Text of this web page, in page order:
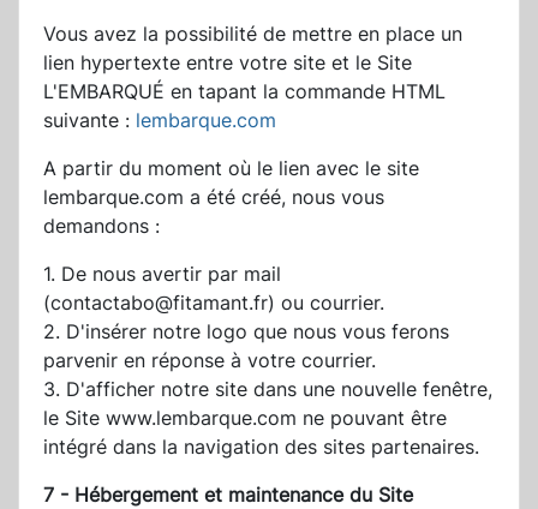
Vous avez la possibilité de mettre en place un
lien hypertexte entre votre site et le Site
L'EMBARQUÉ en tapant la commande HTML
suivante : lembarque.com
A partir du moment où le lien avec le site
lembarque.com a été créé, nous vous
demandons :
1. De nous avertir par mail
(contactabo@fitamant.fr) ou courrier.
2. D'insérer notre logo que nous vous ferons
parvenir en réponse à votre courrier.
3. D'afficher notre site dans une nouvelle fenêtre,
le Site www.lembarque.com ne pouvant être
intégré dans la navigation des sites partenaires.
7 - Hébergement et maintenance du Site